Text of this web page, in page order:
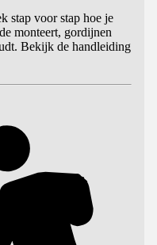
stap voor stap hoe je
monteert, gordijnen
Bekijk de handleiding